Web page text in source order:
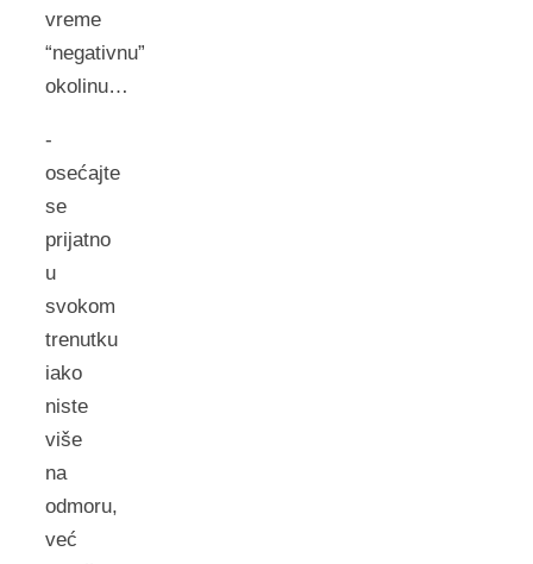
vreme
“negativnu”
okolinu…
-
osećajte
se
prijatno
u
svokom
trenutku
iako
niste
više
na
odmoru,
već